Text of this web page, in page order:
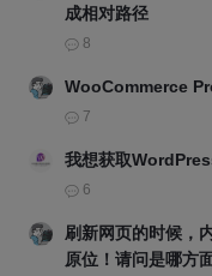
成相对路径
8
WooCommerce
7
我想获取
6
刷新网页的时候，
原位！请问是哪方